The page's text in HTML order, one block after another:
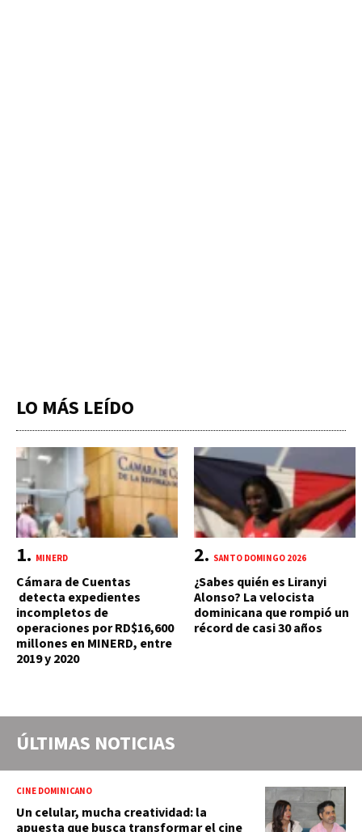
LO MÁS LEÍDO
MINERD
Cámara de Cuentas
detecta expedientes
incompletos de
operaciones por RD$16,600
millones en MINERD, entre
2019 y 2020
SANTO DOMINGO 2026
¿Sabes quién es Liranyi
Alonso? La velocista
dominicana que rompió un
récord de casi 30 años
ÚLTIMAS NOTICIAS
CINE DOMINICANO
Un celular, mucha creatividad: la
apuesta que busca transformar el cine